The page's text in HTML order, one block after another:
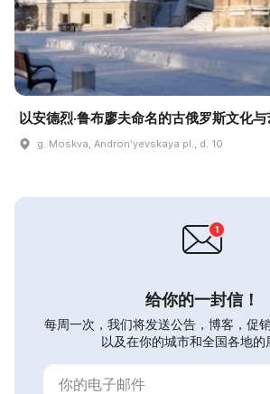
以安德烈·鲁布廖夫命名的古俄罗斯文化
g. Moskva, Andronʹyevskaya pl., d. 10
给你的一封信！
每周一次，我们将发送公告，博客，促
以及在你的城市和全国各地的